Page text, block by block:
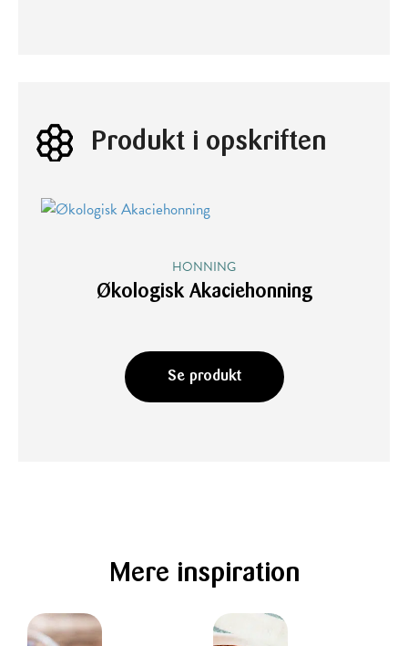
Produkt i opskriften
HONNING
Økologisk Akaciehonning
Se produkt
Mere inspiration